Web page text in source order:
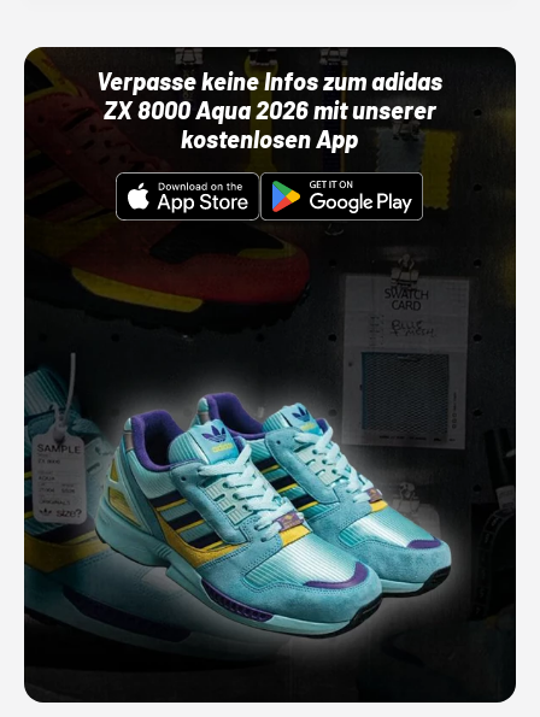
Verpasse keine Infos zum adidas
ZX 8000 Aqua 2026 mit unserer
kostenlosen App